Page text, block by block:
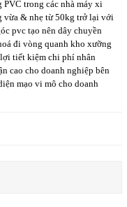
trong các nhà máy xi
vừa & nhẹ từ 50kg trở lại với
pvc tạo nên dây chuyền
đi vòng quanh kho xưỡng
tiết kiệm chi phí nhân
cao cho doanh nghiệp bên
mạo vi mô cho doanh